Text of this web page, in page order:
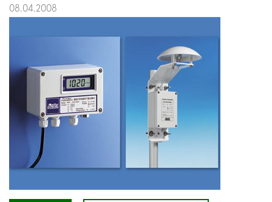
08.04.2008